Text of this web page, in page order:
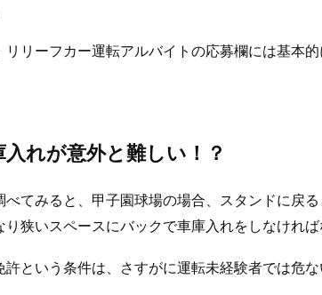
リリーフカー運転アルバイトの応募欄には基本
入れが意外と難しい！？
べてみると、甲子園球場の場合、スタンドに戻
り狭いスペースにバックで車庫入れをしなければ
許という条件は、さすがに運転未経験者では危